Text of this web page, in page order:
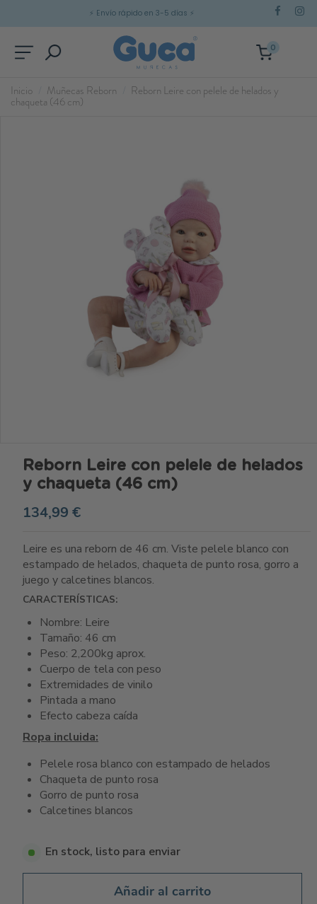
⚡ Envío rápido en 3-5 días ⚡
0
Inicio Muñecas Reborn Reborn Leire con pelele de helados y
chaqueta (46 cm)
Reborn Leire con pelele de helados
y chaqueta (46 cm)
134,99 €
Leire es una reborn de 46 cm. Viste pelele blanco con
estampado de helados, chaqueta de punto rosa, gorro a
juego y calcetines blancos.
CARACTERÍSTICAS:
Nombre: Leire
Tamaño: 46 cm
Peso: 2,200kg aprox.
Cuerpo de tela con peso
Extremidades de vinilo
Pintada a mano
Efecto cabeza caída
Ropa incluida:
Pelele rosa blanco con estampado de helados
Chaqueta de punto rosa
Gorro de punto rosa
Calcetines blancos
En stock, listo para enviar
Añadir al carrito